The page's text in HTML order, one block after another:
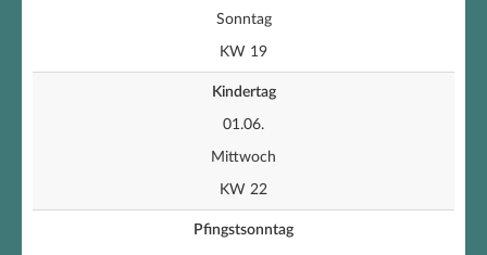
Sonntag
KW 19
Kindertag
01.06.
Mittwoch
KW 22
Pfingstsonntag